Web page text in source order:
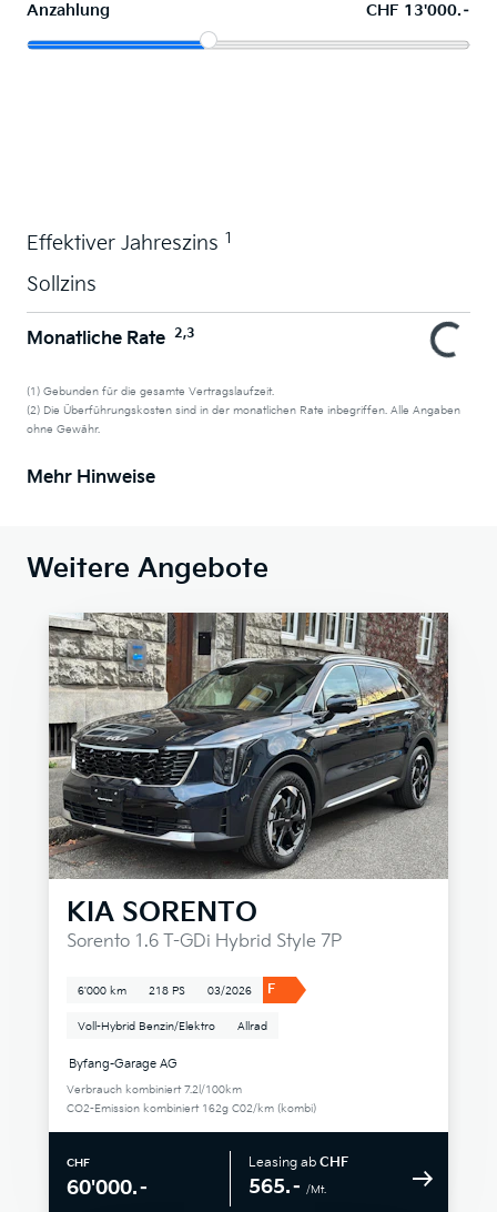
Anzahlung CHF 13'000.–
Effektiver Jahreszins 1
Sollzins
Monatliche Rate 2,3
(1) Gebunden für die gesamte Vertragslaufzeit.
(2) Die Überführungskosten sind in der monatlichen Rate inbegriffen. Alle Angaben
ohne Gewähr.
Mehr Hinweise
Weitere Angebote
KIA SORENTO
Sorento 1.6 T-GDi Hybrid Style 7P
6'000 km 218 PS 03/2026 F
Voll-Hybrid Benzin/Elektro Allrad
Byfang-Garage AG
Verbrauch kombiniert 7.2l/100km
CO2-Emission kombiniert 162g C02/km (kombi)
CHF
60'000.–
Leasing ab CHF
565.– /Mt.